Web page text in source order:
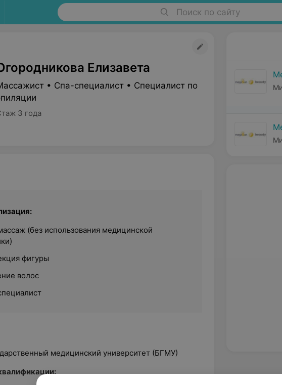
Поиск по сайту
Елизавета
• Спа-специалист • Специалист по
3 года
(без использования медицинской
фигуры
волос
медицинский университет (БГМУ)